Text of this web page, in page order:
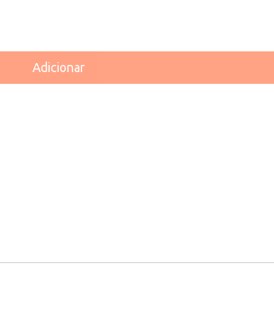
Adicionar